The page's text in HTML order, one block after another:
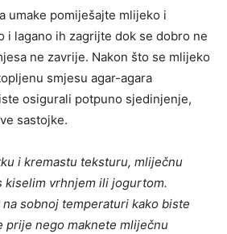
umake pomiješajte mlijeko i
i lagano ih zagrijte dok se dobro ne
ne zavrije. Nakon što se mlijeko
smjesu agar-agara
osigurali potpuno sjedinjenje,
sastojke.
i kremastu teksturu, mliječnu
kiselim vrhnjem ili jogurtom.
sobnoj temperaturi kako biste
prije nego maknete mliječnu